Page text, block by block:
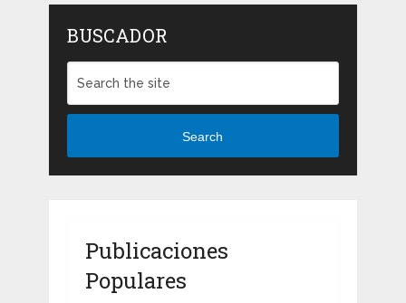
BUSCADOR
Search
Publicaciones
Populares